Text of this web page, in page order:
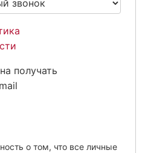
получать
о том, что все личные